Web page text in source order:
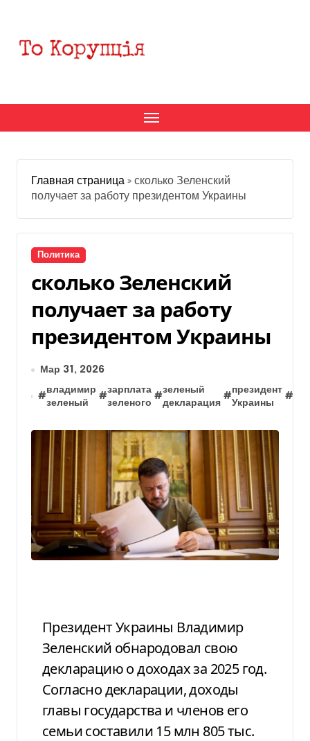
содержанию
Главная страница » сколько Зеленский
получает за работу президентом Украины
Политика
сколько Зеленский
получает за работу
президентом Украины
Мар 31, 2026
#
владимир
зеленый
#
зарплата
зеленого
#
зеленый
декларация
#
президент
Украины
#
Президент Украины Владимир
Зеленский обнародовал свою
декларацию о доходах за 2025 год.
Согласно декларации, доходы
главы государства и членов его
семьи составили 15 млн 805 тыс.